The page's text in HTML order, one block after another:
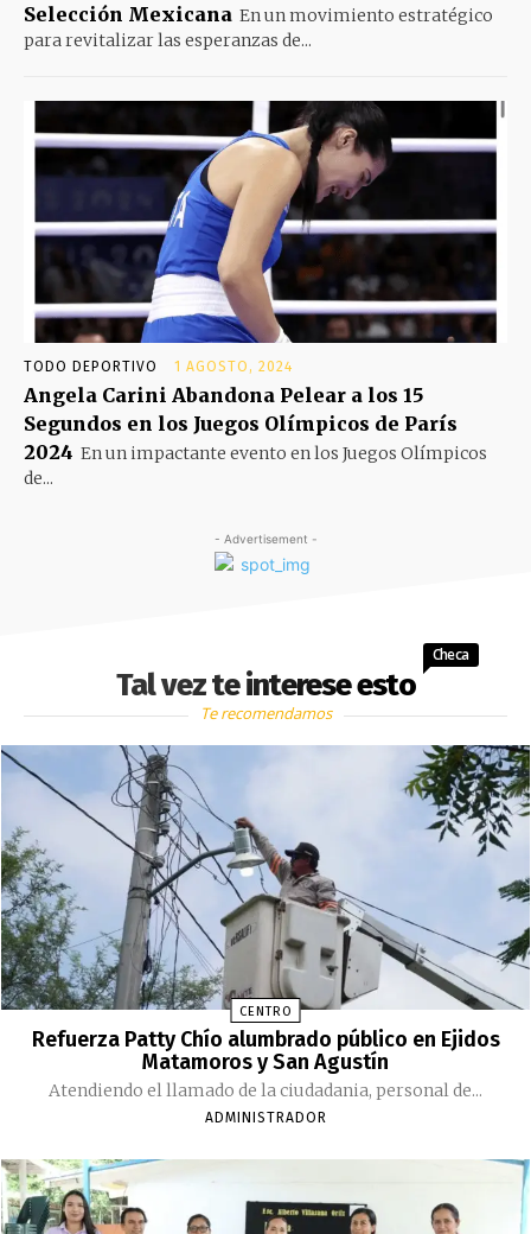
Selección Mexicana En un movimiento estratégico
para revitalizar las esperanzas de...
TODO DEPORTIVO 1 AGOSTO, 2024
Angela Carini Abandona Pelear a los 15
Segundos en los Juegos Olímpicos de París
2024 En un impactante evento en los Juegos Olímpicos
de...
- Advertisement -
Tal vez te interese esto
Checa
Te recomendamos
CENTRO
Refuerza Patty Chío alumbrado público en Ejidos
Matamoros y San Agustín
Atendiendo el llamado de la ciudadania, personal de...
ADMINISTRADOR